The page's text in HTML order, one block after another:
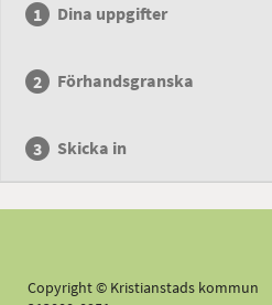
Dina uppgifter
Förhandsgranska
Skicka in
Copyright © Kristianstads kommun